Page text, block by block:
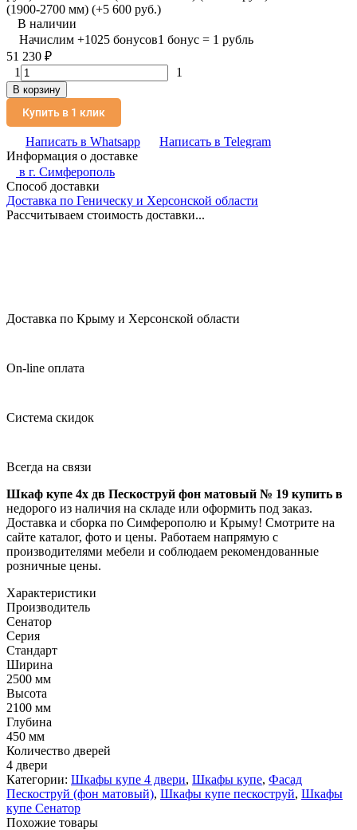
(1900-2700 мм) (+5 600 руб.)
В наличии
Начислим +1025 бонусов1 бонус = 1 рубль
51 230 ₽
1
1
В корзину
Купить в 1 клик
Написать в Whatsapp
Написать в Telegram
Информация о доставке
в г. Симферополь
Способ доставки
Доставка по Геническу и Херсонской области
Рассчитываем стоимость доставки...
Доставка по Крыму и Херсонской области
On-line оплата
Система скидок
Всегда на связи
Шкаф купе 4х дв Пескоструй фон матовый № 19 купить в
недорого из наличия на складе или оформить под заказ.
Доставка и сборка по Симферополю и Крыму! Смотрите на
сайте каталог, фото и цены. Работаем напрямую с
производителями мебели и соблюдаем рекомендованные
розничные цены.
Характеристики
Производитель
Сенатор
Серия
Стандарт
Ширина
2500 мм
Высота
2100 мм
Глубина
450 мм
Количество дверей
4 двери
Категории: Шкафы купе 4 двери, Шкафы купе, Фасад
Пескоструй (фон матовый), Шкафы купе пескоструй, Шкафы
купе Сенатор
Похожие товары